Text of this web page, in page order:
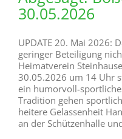
30.05.2026
UPDATE 20. Mai 2026:
geringer Beteiligung
Heimatverein
30.05.2026 um 14 Uhr
ein humorvoll-
Tradition gehen
heitere Gelassenheit
an der Schützenhalle